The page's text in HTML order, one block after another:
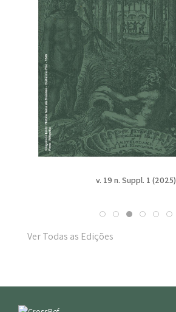
v. 19 n. Suppl. 1 (2025)
Ver Todas as Edições